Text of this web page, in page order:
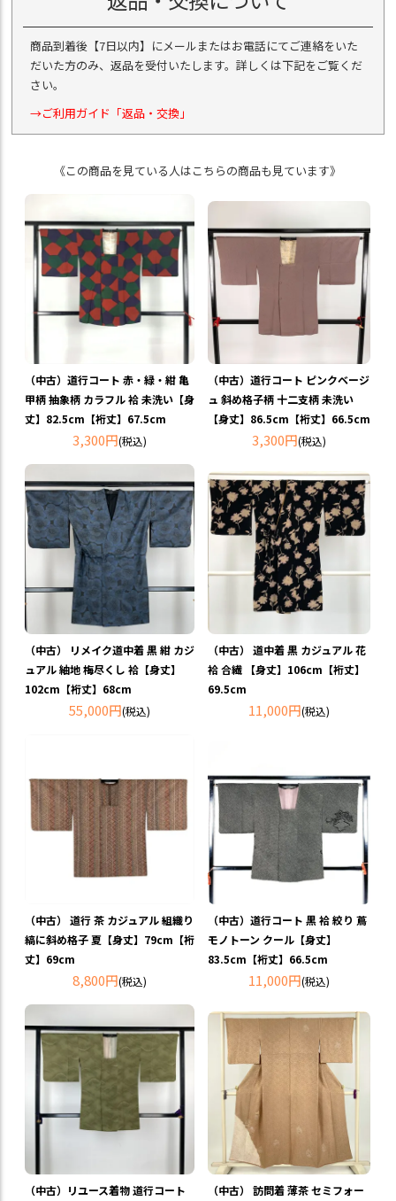
商品到着後【7日以内】にメールまたはお電話にてご連絡をいた
だいた方のみ、返品を受付いたします。詳しくは下記をご覧くだ
さい。
→ご利用ガイド「返品・交換」
《この商品を見ている人はこちらの商品も見ています》
（中古）道行コート 赤・緑・紺 亀
甲柄 抽象柄 カラフル 袷 未洗い【身
丈】82.5cm【裄丈】67.5cm
3,300円(税込)
（中古）道行コート ピンクベージ
ュ 斜め格子柄 十二支柄 未洗い
【身丈】86.5cm【裄丈】66.5cm
3,300円(税込)
（中古） リメイク道中着 黒 紺 カジ
ュアル 紬地 梅尽くし 袷【身丈】
102cm【裄丈】68cm
55,000円(税込)
（中古） 道中着 黒 カジュアル 花
袷 合繊 【身丈】106cm【裄丈】
69.5cm
11,000円(税込)
（中古） 道行 茶 カジュアル 組織り
縞に斜め格子 夏【身丈】79cm【裄
丈】69cm
8,800円(税込)
（中古）道行コート 黒 袷 絞り 蔦
モノトーン クール【身丈】
83.5cm【裄丈】66.5cm
11,000円(税込)
（中古）リユース着物 道行コート
（中古） 訪問着 薄茶 セミフォー